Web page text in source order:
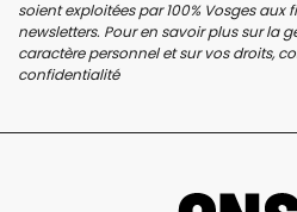
soient exploitées par 100% Vosges aux
newsletters. Pour en savoir plus sur la
caractère personnel et sur vos droits,
confidentialité